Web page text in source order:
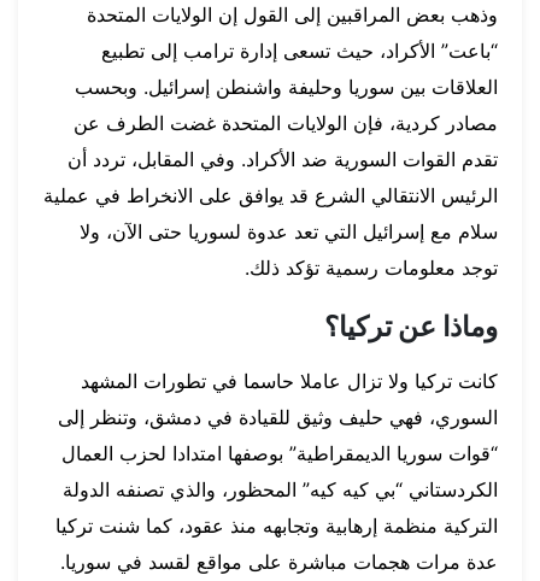
وذهب بعض المراقبين إلى القول إن الولايات المتحدة
“باعت” الأكراد، حيث تسعى إدارة ترامب إلى تطبيع
العلاقات بين سوريا وحليفة واشنطن إسرائيل. وبحسب
مصادر كردية، فإن الولايات المتحدة غضت الطرف عن
تقدم القوات السورية ضد الأكراد. وفي المقابل، تردد أن
الرئيس الانتقالي الشرع قد يوافق على الانخراط في عملية
سلام مع إسرائيل التي تعد عدوة لسوريا حتى الآن، ولا
توجد معلومات رسمية تؤكد ذلك.
وماذا عن تركيا؟
كانت تركيا ولا تزال عاملا حاسما في تطورات المشهد
السوري، فهي حليف وثيق للقيادة في دمشق، وتنظر إلى
“قوات سوريا الديمقراطية” بوصفها امتدادا لحزب العمال
الكردستاني “بي كيه كيه” المحظور، والذي تصنفه الدولة
التركية منظمة إرهابية وتجابهه منذ عقود، كما شنت تركيا
عدة مرات هجمات مباشرة على مواقع لقسد في سوريا.